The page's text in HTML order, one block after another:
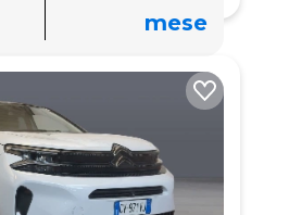
mese